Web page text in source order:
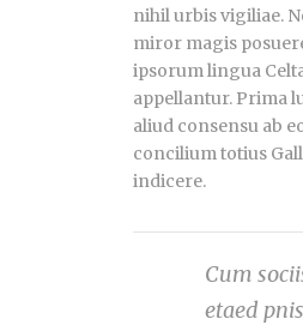
nihil urbis vigiliae.
miror magis
ipsorum lingua
appellantur. Prima
aliud consensu ab
concilium totius
indicere.
Cum
etaed